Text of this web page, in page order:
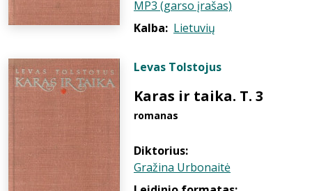
MP3 (garso įrašas)
Kalba: Lietuvių
Levas Tolstojus
Karas ir taika. T. 3
romanas
Diktorius:
Gražina Urbonaitė